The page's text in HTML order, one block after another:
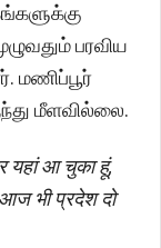
பரவிய
மணிப்பூர்
மீளவில்லை.
यहां आ चुका हूं,
भी प्रदेश दो